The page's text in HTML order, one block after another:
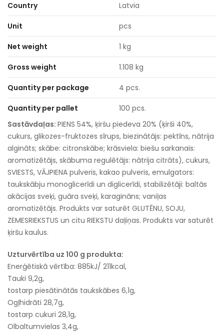
Country Latvia
Unit pcs
Net weight 1 kg
Gross weight 1.108 kg
Quantity per package 4 pcs.
Quantity per pallet
100 pcs.
Sastāvdaļas: PIENS 54%, ķiršu piedeva 20% (ķirši 40%,
cukurs, glikozes-fruktozes sīrups, biezinātājs: pektīns, nātrija
algināts; skābe: citronskābe; krāsviela: biešu sarkanais:
aromatizētājs, skābuma regulētājs: nātrija citrāts), cukurs,
SVIESTS, VĀJPIENA pulveris, kakao pulveris, emulgators:
taukskābju monoglicerīdi un diglicerīdi, stabilizētāji: baltās
akācijas sveķi, guāra sveķi, karagināns; vaniļas
aromatizētājs. Produkts var saturēt GLUTĒNU, SOJU,
ZEMESRIEKSTUS un citu RIEKSTU daļiņas. Produkts var saturēt
ķiršu kaulus.
Uzturvērtība uz 100 g produkta:
Enerģētiskā vērtība: 885kJ/ 211kcal,
Tauki 9,2g,
tostarp piesātinātās taukskābes 6,1g,
Ogļhidrāti 28,7g,
tostarp cukuri 28,1g,
Olbaltumvielas 3,4g,